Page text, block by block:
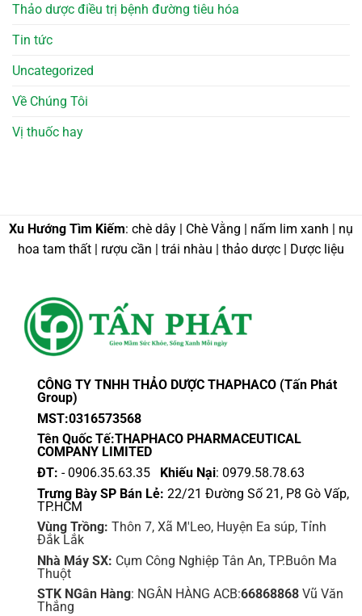
Thảo dược điều trị bệnh đường tiêu hóa
Tin tức
Uncategorized
Về Chúng Tôi
Vị thuốc hay
Xu Hướng Tìm Kiếm: chè dây | Chè Vằng | nấm lim xanh | nụ
hoa tam thất | rượu cần | trái nhàu | thảo dược | Dược liệu
CÔNG TY TNHH THẢO DƯỢC THAPHACO (Tấn Phát
Group)
MST:0316573568
Tên Quốc Tế:THAPHACO PHARMACEUTICAL
COMPANY LIMITED
ĐT: - 0906.35.63.35 Khiếu Nại: 0979.58.78.63
Trưng Bày SP Bán Lẻ: 22/21 Đường Số 21, P8 Gò Vấp,
TP.HCM
Vùng Trồng: Thôn 7, Xã M'Leo, Huyện Ea súp, Tỉnh
Đắk Lắk
Nhà Máy SX: Cụm Công Nghiệp Tân An, TP.Buôn Ma
Thuột
STK NGân Hàng: NGÂN HÀNG ACB:66868868Vũ Văn
Thắng